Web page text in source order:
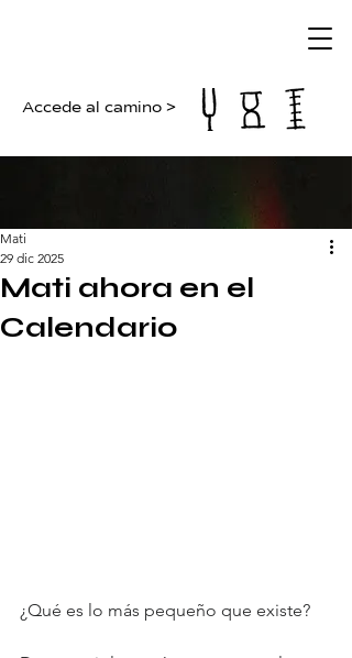
Accede al camino >
Mati ahora en el
Calendario
Mati
29 dic 2025
¿Qué es lo más pequeño que existe?